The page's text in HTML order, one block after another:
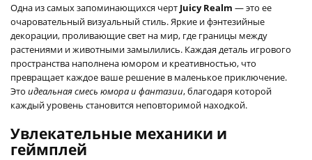
Одна из самых запоминающихся черт Juicy Realm — это ее
очаровательный визуальный стиль. Яркие и фэнтезийные
декорации, проливающие свет на мир, где границы между
растениями и животными замылились. Каждая деталь игрового
пространства наполнена юмором и креативностью, что
превращает каждое ваше решение в маленькое приключение.
Это идеальная смесь юмора и фантазии, благодаря которой
каждый уровень становится неповторимой находкой.
Увлекательные механики и
геймплей